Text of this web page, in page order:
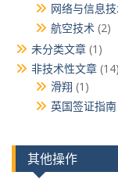
网络与信息
航空技术 (2)
未分类文章 (1)
非技术性文章 (14)
滑翔 (1)
英国签证指南
其他操作